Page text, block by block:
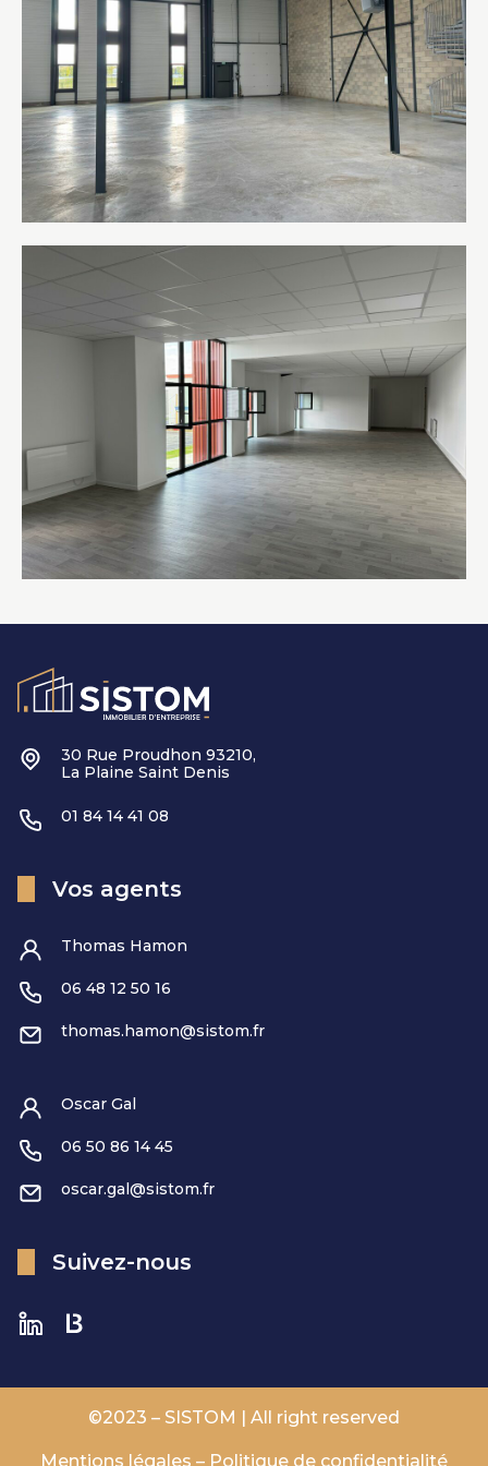
30 Rue Proudhon 93210,
La Plaine Saint Denis
01 84 14 41 08
Vos agents
Thomas Hamon
06 48 12 50 16
thomas.hamon@sistom.fr
Oscar Gal
06 50 86 14 45
oscar.gal@sistom.fr
Suivez-nous
©2023 – SISTOM | All right reserved
Mentions légales – Politique de confidentialité